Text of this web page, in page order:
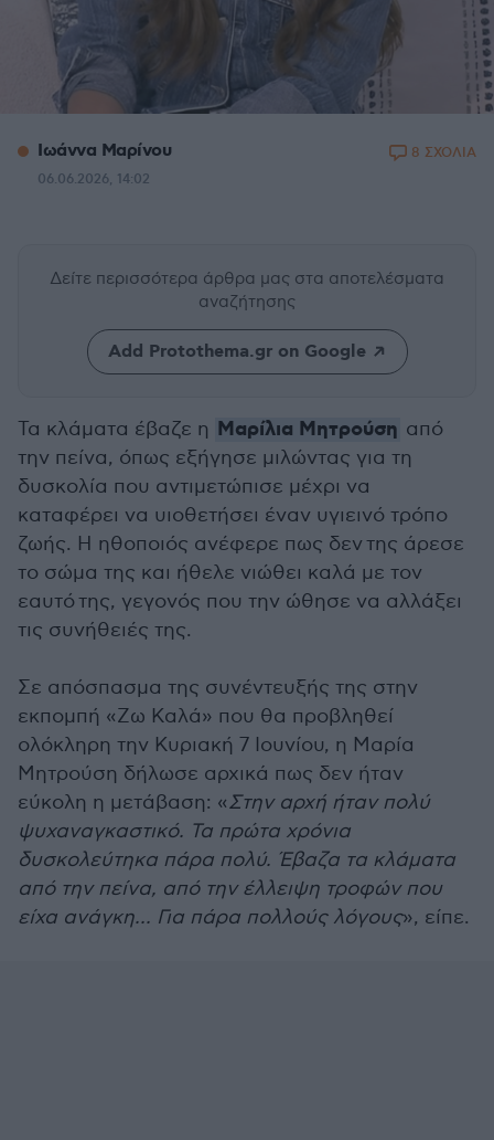
Ιωάννα Μαρίνου
06.06.2026, 14:02
8 ΣΧΟΛΙΑ
Δείτε περισσότερα άρθρα μας στα αποτελέσματα
αναζήτησης
Add Protothema.gr on Google
Τα κλάματα έβαζε η Μαρίλια Μητρούση από
την πείνα, όπως εξήγησε μιλώντας για τη
δυσκολία που αντιμετώπισε μέχρι να
καταφέρει να υιοθετήσει έναν υγιεινό τρόπο
ζωής. Η ηθοποιός ανέφερε πως δεν της άρεσε
το σώμα της και ήθελε νιώθει καλά με τον
εαυτό της, γεγονός που την ώθησε να αλλάξει
τις συνήθειές της.
Σε απόσπασμα της συνέντευξής της στην
εκπομπή «Ζω Καλά» που θα προβληθεί
ολόκληρη την Κυριακή 7 Ιουνίου, η Μαρία
Μητρούση δήλωσε αρχικά πως δεν ήταν
εύκολη η μετάβαση: «Στην αρχή ήταν πολύ
ψυχαναγκαστικό. Τα πρώτα χρόνια
δυσκολεύτηκα πάρα πολύ. Έβαζα τα κλάματα
από την πείνα, από την έλλειψη τροφών που
είχα ανάγκη... Για πάρα πολλούς λόγους», είπε.